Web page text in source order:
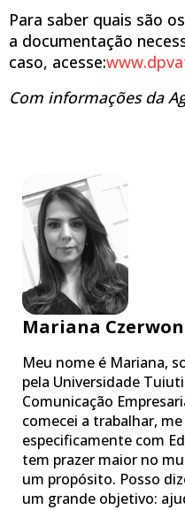
Para saber quais são
a documentação
caso, acesse:
Com informações da
Mariana
Meu nome é Mariana,
pela Universidade
Comunicação
comecei a trabalhar,
especificamente com
tem prazer maior no
um propósito. Posso
um grande objetivo: